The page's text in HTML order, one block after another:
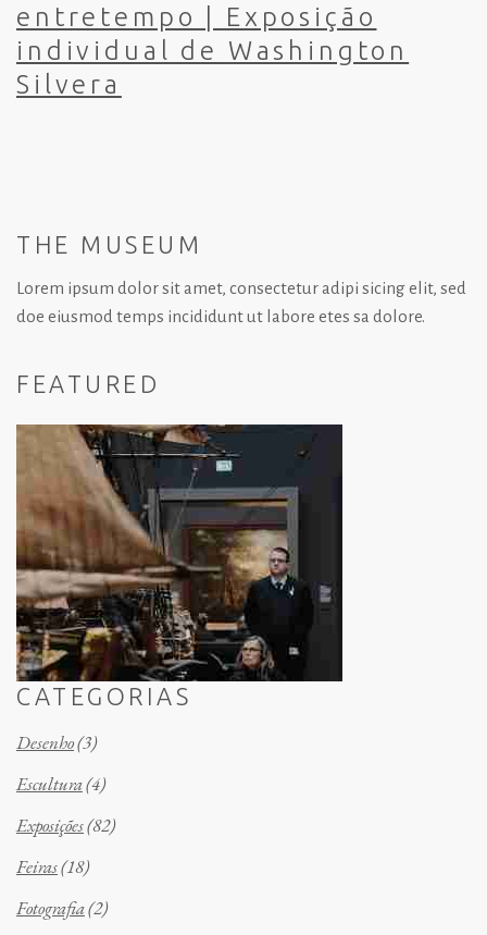
entretempo | Exposição
individual de Washington
Silvera
THE MUSEUM
Lorem ipsum dolor sit amet, consectetur adipi sicing elit, sed
doe eiusmod temps incididunt ut labore etes sa dolore.
FEATURED
CATEGORIAS
Desenho(3)
Escultura(4)
Exposições(82)
Feiras(18)
Fotografia(2)